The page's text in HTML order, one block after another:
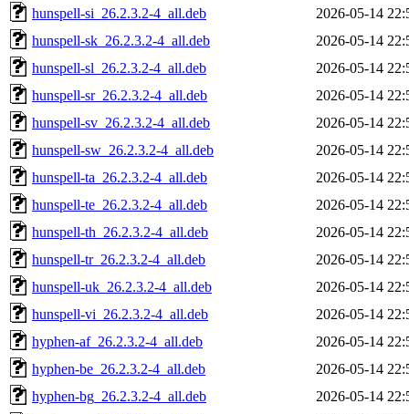
hunspell-si_26.2.3.2-4_all.deb
2026-05-14
hunspell-sk_26.2.3.2-4_all.deb
2026-05-14
hunspell-sl_26.2.3.2-4_all.deb
2026-05-14
hunspell-sr_26.2.3.2-4_all.deb
2026-05-14
hunspell-sv_26.2.3.2-4_all.deb
2026-05-14
hunspell-sw_26.2.3.2-4_all.deb
2026-05-14
hunspell-ta_26.2.3.2-4_all.deb
2026-05-14
hunspell-te_26.2.3.2-4_all.deb
2026-05-14
hunspell-th_26.2.3.2-4_all.deb
2026-05-14
hunspell-tr_26.2.3.2-4_all.deb
2026-05-14
hunspell-uk_26.2.3.2-4_all.deb
2026-05-14
hunspell-vi_26.2.3.2-4_all.deb
2026-05-14
hyphen-af_26.2.3.2-4_all.deb
2026-05-14
hyphen-be_26.2.3.2-4_all.deb
2026-05-14
hyphen-bg_26.2.3.2-4_all.deb
2026-05-14